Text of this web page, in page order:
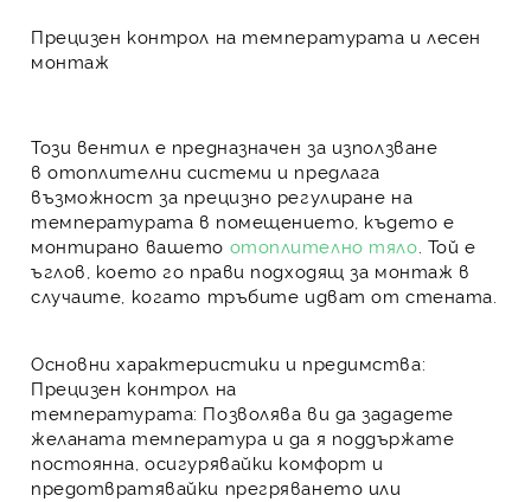
Прецизен контрол на температурата и лесен
монтаж
Този вентил е предназначен за използване
вотоплителни системи и предлага
възможност за прецизно регулиране на
температурата в помещението, където е
монтирано вашето отоплително тяло . Той е
ъглов, което го прави подходящ за монтаж в
случаите, когато тръбите идват от стената.
Основни характеристики и предимства:
Прецизен контрол на
температурата: Позволява ви да зададете
желаната температура и да я поддържате
постоянна, осигурявайки комфорт и
предотвратявайки прегряването или